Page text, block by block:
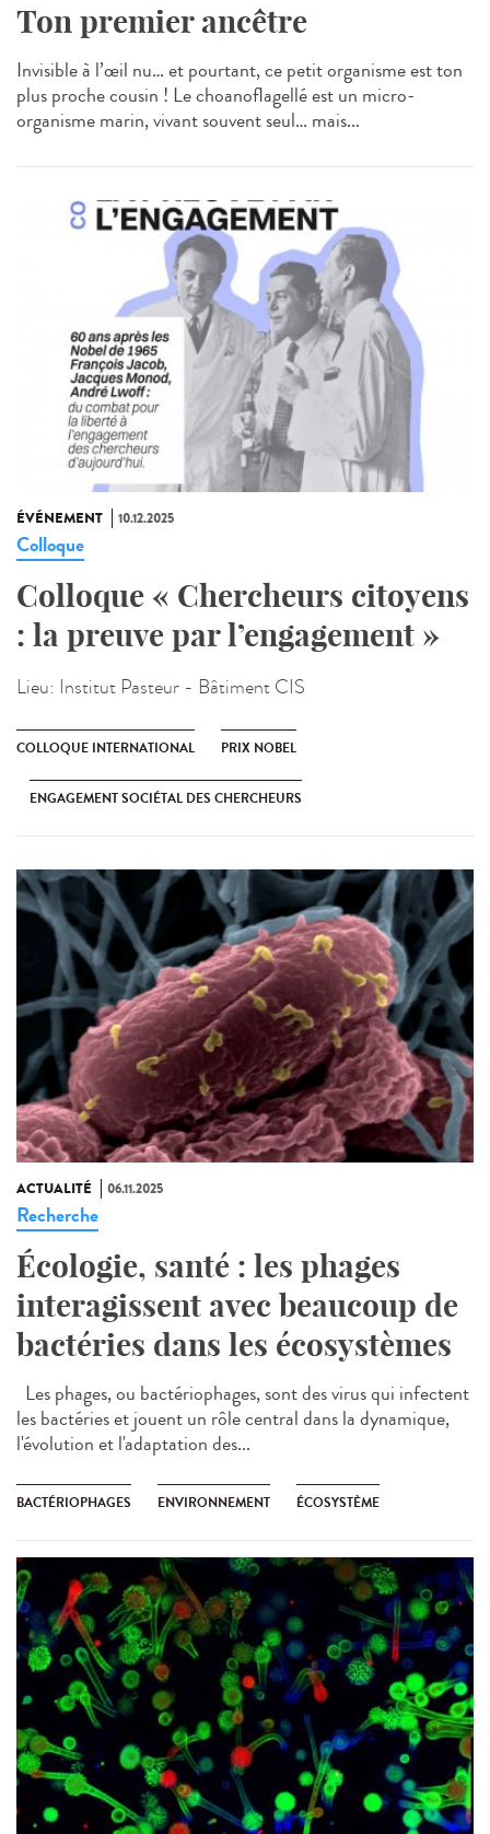
Ton premier ancêtre
Invisible à l’œil nu… et pourtant, ce petit organisme est ton
plus proche cousin ! Le choanoflagellé est un micro-
organisme marin, vivant souvent seul… mais...
ÉVÉNEMENT 10.12.2025
Colloque
Colloque « Chercheurs citoyens
: la preuve par l’engagement »
Lieu: Institut Pasteur - Bâtiment CIS
COLLOQUE INTERNATIONAL PRIX NOBEL
ENGAGEMENT SOCIÉTAL DES CHERCHEURS
ACTUALITÉ 06.11.2025
Recherche
Écologie, santé : les phages
interagissent avec beaucoup de
bactéries dans les écosystèmes
Les phages, ou bactériophages, sont des virus qui infectent
les bactéries et jouent un rôle central dans la dynamique,
l'évolution et l'adaptation des...
BACTÉRIOPHAGES ENVIRONNEMENT ÉCOSYSTÈME